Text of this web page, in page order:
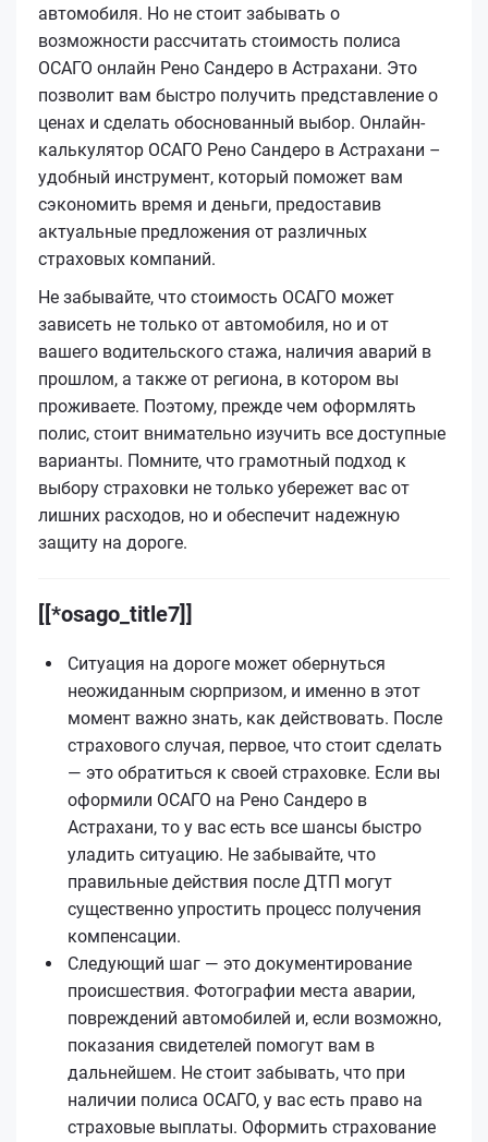
автомобиля. Но не стоит забывать о
возможности рассчитать стоимость полиса
ОСАГО онлайн Рено Сандеро в Астрахани. Это
позволит вам быстро получить представление о
ценах и сделать обоснованный выбор. Онлайн-
калькулятор ОСАГО Рено Сандеро в Астрахани –
удобный инструмент, который поможет вам
сэкономить время и деньги, предоставив
актуальные предложения от различных
страховых компаний.
Не забывайте, что стоимость ОСАГО может
зависеть не только от автомобиля, но и от
вашего водительского стажа, наличия аварий в
прошлом, а также от региона, в котором вы
проживаете. Поэтому, прежде чем оформлять
полис, стоит внимательно изучить все доступные
варианты. Помните, что грамотный подход к
выбору страховки не только убережет вас от
лишних расходов, но и обеспечит надежную
защиту на дороге.
[[*osago_title7]]
Ситуация на дороге может обернуться
неожиданным сюрпризом, и именно в этот
момент важно знать, как действовать. После
страхового случая, первое, что стоит сделать
— это обратиться к своей страховке. Если вы
оформили ОСАГО на Рено Сандеро в
Астрахани, то у вас есть все шансы быстро
уладить ситуацию. Не забывайте, что
правильные действия после ДТП могут
существенно упростить процесс получения
компенсации.
Следующий шаг — это документирование
происшествия. Фотографии места аварии,
повреждений автомобилей и, если возможно,
показания свидетелей помогут вам в
дальнейшем. Не стоит забывать, что при
наличии полиса ОСАГО, у вас есть право на
страховые выплаты. Оформить страхование